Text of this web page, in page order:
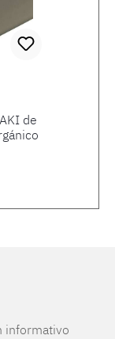
de
informativo